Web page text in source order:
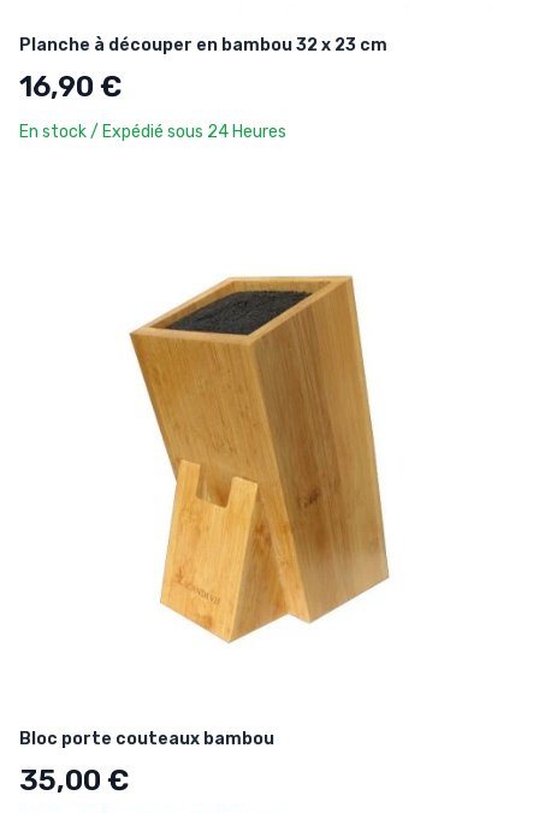
Planche à découper en bambou 32 x 23 cm
16,90 €
En stock / Expédié sous 24 Heures
Bloc porte couteaux bambou
35,00 €